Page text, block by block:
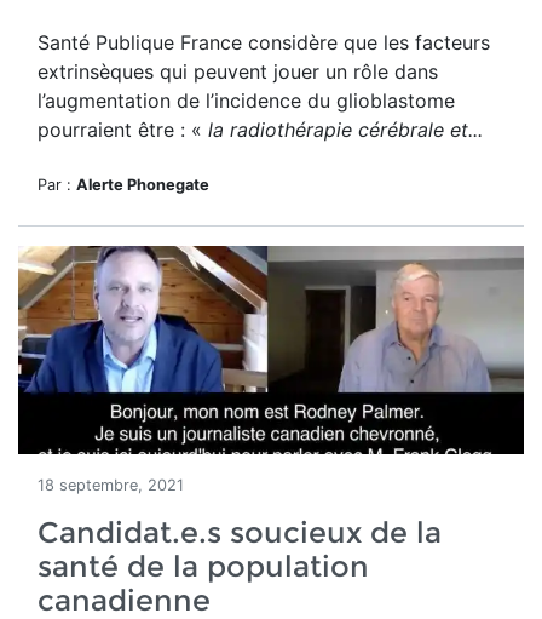
Santé Publique France considère que les facteurs
extrinsèques qui peuvent jouer un rôle dans
l’augmentation de l’incidence du glioblastome
pourraient être : « la radiothérapie cérébrale et...
Par : Alerte Phonegate
18 septembre, 2021
Candidat.e.s soucieux de la
santé de la population
canadienne